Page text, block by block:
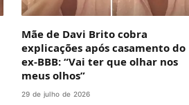
Mãe de Davi Brito cobra
explicações após casamento do
ex-BBB: “Vai ter que olhar nos
meus olhos”
29 de julho de 2026